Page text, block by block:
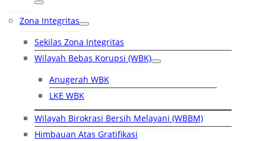
Zona Integritas
Sekilas Zona Integritas
Wilayah Bebas Korupsi (WBK)
Anugerah WBK
LKE WBK
Wilayah Birokrasi Bersih Melayani (WBBM)
Himbauan Atas Gratifikasi